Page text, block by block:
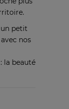
un petit
nos
la beauté